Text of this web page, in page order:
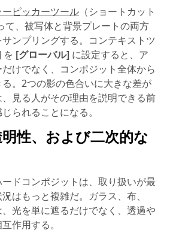
ーピッカーツール （ショートカット
て、被写体と背景プレートの両方
ンプリングする。コンテキストツ
を [グローバル] に設定すると、ア
けでなく、コンポジット全体から
。2つの影の色合いに大きな差が
見る人がその理由を説明できる前
られることになる。
性、および二次的な
ドコンポジットは、取り扱いが最
はもっと複雑だ。ガラス、布、
光を単に遮るだけでなく、透過や
作用する。